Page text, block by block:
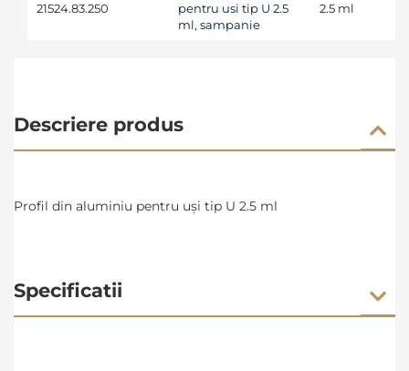
21524.83.250
pentru usi tip U 2.5
ml, sampanie
2.5 ml
Descriere produs
Profil din aluminiu pentru uși tip U 2.5 ml
Specificatii